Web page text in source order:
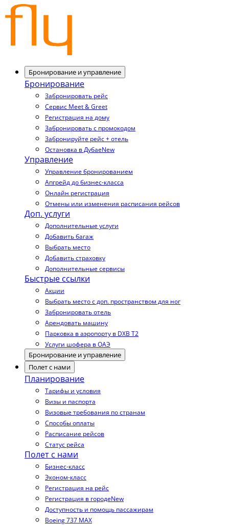
Бронирование и управление
Бронирование
Забронировать рейс
Сервис Meet & Greet
Регистрация на дому
Забронировать с промокодом
Забронируйте рейс + отель
Остановка в ДубаеNew
Управление
Управление бронированием
Апгрейд до бизнес-класса
Онлайн регистрация
Отмены или изменения расписания рейсов
Доп. услуги
Дополнительные услуги
Добавить багаж
Выбрать место
Добавить страховку
Дополнительные сервисы
Быстрые ссылки
Акции
Выбрать место с доп. пространством для ног
Забронировать отель
Арендовать машину
Парковка в аэропорту в DXB T2
Услуги шофера в ОАЭ
Бронирование и управление
Полет с нами
Планирование
Тарифы и условия
Визы и паспорта
Визовые требования по странам
Способы оплаты
Расписание рейсов
Статус рейса
Полет с нами
Бизнес-класс
Эконом-класс
Регистрация на рейс
Регистрация в городеNew
Доступность и помощь пассажирам
Boeing 737 MAX